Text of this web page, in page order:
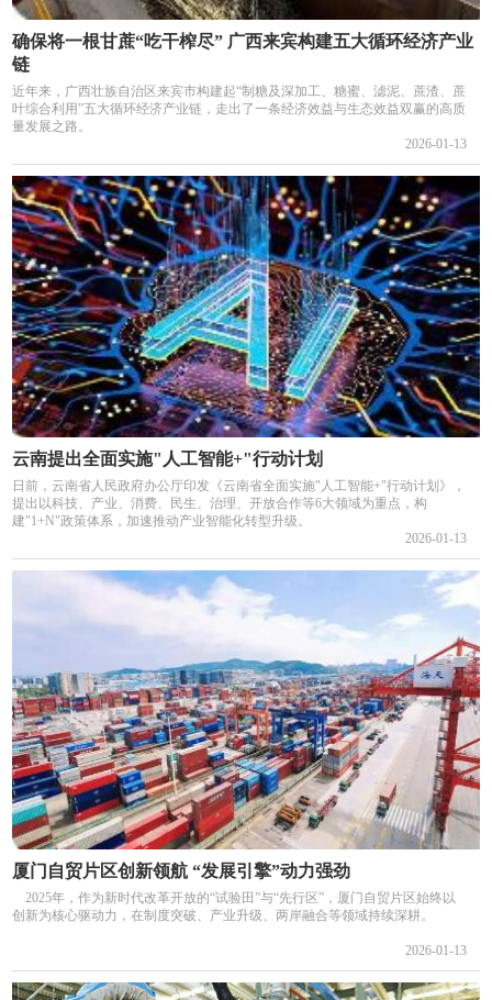
确保将一根甘蔗“吃干榨尽” 广西来宾构建五大循环经济产业
链
近年来，广西壮族自治区来宾市构建起“制糖及深加工、糖蜜、滤泥、蔗渣、蔗
叶综合利用”五大循环经济产业链，走出了一条经济效益与生态效益双赢的高质
量发展之路。
2026-01-13
云南提出全面实施"人工智能+"行动计划
日前，云南省人民政府办公厅印发《云南省全面实施"人工智能+"行动计划》，
提出以科技、产业、消费、民生、治理、开放合作等6大领域为重点，构
建"1+N"政策体系，加速推动产业智能化转型升级。
2026-01-13
厦门自贸片区创新领航 “发展引擎”动力强劲
2025年，作为新时代改革开放的“试验田”与“先行区”，厦门自贸片区始终以
创新为核心驱动力，在制度突破、产业升级、两岸融合等领域持续深耕。
2026-01-13